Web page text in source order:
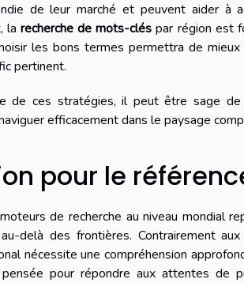
de leur marché et peuvent aider
larecherche de mots-clés par région est
les bons termes permettra de
pertinent.
de ces stratégies, il peut être sage
efficacement dans le paysage
pour le
de recherche au niveau mondial
delà des frontières. Contrairement
nécessite une compréhension
pour répondre aux attentes de